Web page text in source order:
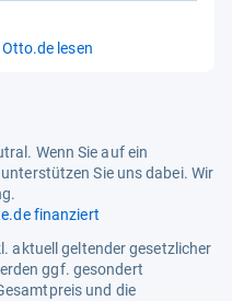
Schienen- und
im Lieferumfang
Mädchen
lesen
Wenn Sie auf ein
Sie uns dabei. Wir
finanziert
aktuell geltender gesetzlicher
ggf. gesondert
und die